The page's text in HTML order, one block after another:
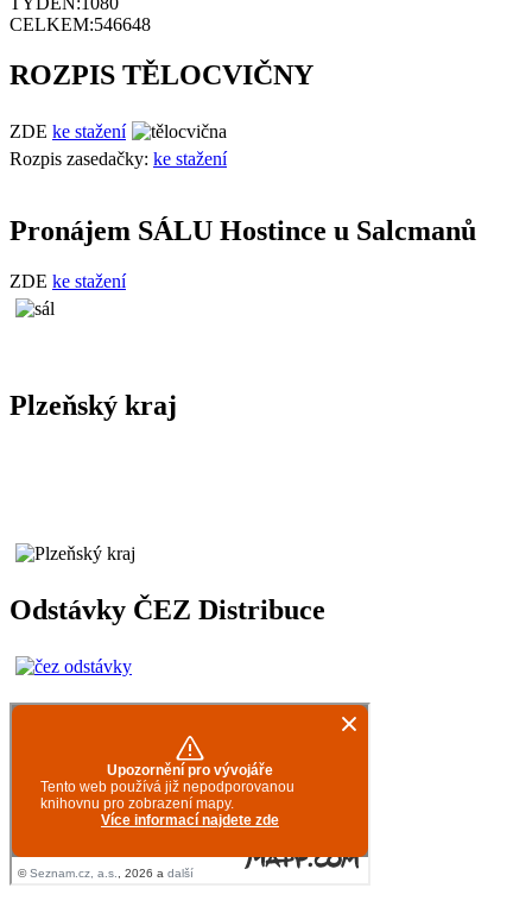
CELKEM:546648
ROZPIS TĚLOCVIČNY
ZDE ke stažení
Rozpis zasedačky: ke stažení
Pronájem SÁLU Hostince u Salcmanů
ZDE ke stažení
Plzeňský kraj
Odstávky ČEZ Distribuce